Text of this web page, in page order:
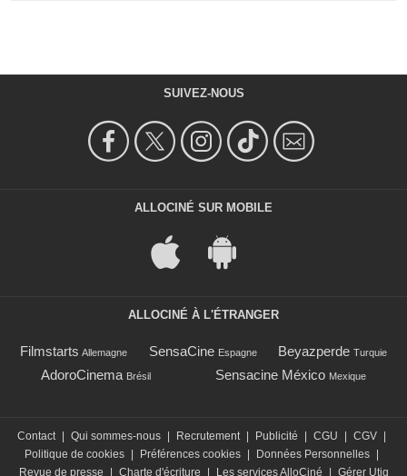
SUIVEZ-NOUS
ALLOCINÉ SUR MOBILE
ALLOCINÉ À L'ÉTRANGER
Filmstarts Allemagne SensaCine Espagne Beyazperde Turquie
AdoroCinema Brésil Sensacine México Mexique
Contact Qui sommes-nous Recrutement Publicité CGU CGV
Politique de cookies
Préférences cookies Données Personnelles
Revue de presse
Charte d'écriture Les services AlloCiné Gérer Utiq